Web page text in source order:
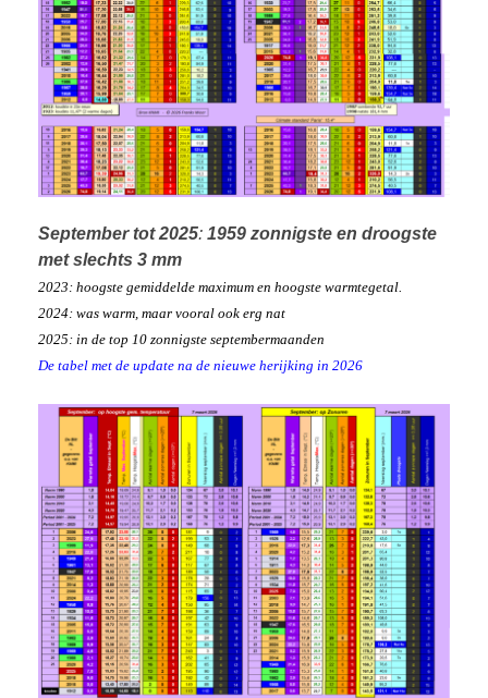
September tot 2025: 1959 zonnigste en droogste
met slechts 3 mm
2023: hoogste gemiddelde maximum en hoogste warmtegetal.
2024: was warm, maar vooral ook erg nat
2025: in de top 10 zonnigste septembermaanden
De tabel met de update na de nieuwe herijking in 2026